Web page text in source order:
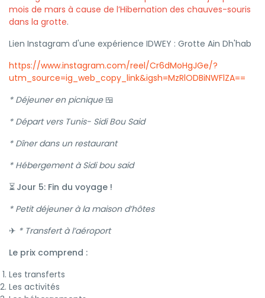
mois de mars à cause de l’Hibernation des chauves-souris
dans la grotte.
Lien Instagram d'une expérience IDWEY : Grotte Ain Dh'hab
https://www.instagram.com/reel/Cr6dMoHgJGe/?
utm_source=ig_web_copy_link&igsh=MzRlODBiNWFlZA==
* Déjeuner en picnique 🍱
* Départ vers Tunis- Sidi Bou Said
* Dîner dans un restaurant
* Hébergement à Sidi bou said
⏳ Jour 5: Fin du voyage !
* Petit déjeuner à la maison d’hôtes
✈ * Transfert à l’aéroport
Le prix comprend :
Les transferts
Les activités